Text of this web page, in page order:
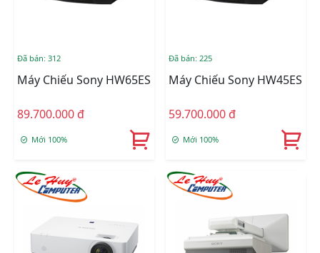
Đã bán: 312
Máy Chiếu Sony HW65ES
89.700.000 đ
Mới 100%
Đã bán: 225
Máy Chiếu Sony HW45ES
59.700.000 đ
Mới 100%